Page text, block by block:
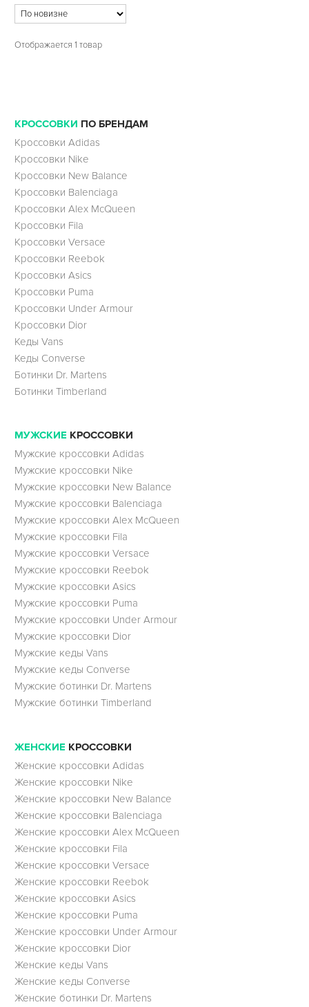
Отображается 1 товар
КРОССОВКИ ПО БРЕНДАМ
Кроссовки Adidas
Кроссовки Nike
Кроссовки New Balance
Кроссовки Balenciaga
Кроссовки Alex McQueen
Кроссовки Fila
Кроссовки Versace
Кроссовки Reebok
Кроссовки Asics
Кроссовки Puma
Кроссовки Under Armour
Кроссовки Dior
Кеды Vans
Кеды Converse
Ботинки Dr. Martens
Ботинки Timberland
МУЖСКИЕ КРОССОВКИ
Мужские кроссовки Adidas
Мужские кроссовки Nike
Мужские кроссовки New Balance
Мужские кроссовки Balenciaga
Мужские кроссовки Alex McQueen
Мужские кроссовки Fila
Мужские кроссовки Versace
Мужские кроссовки Reebok
Мужские кроссовки Asics
Мужские кроссовки Puma
Мужские кроссовки Under Armour
Мужские кроссовки Dior
Мужские кеды Vans
Мужские кеды Converse
Мужские ботинки Dr. Martens
Мужские ботинки Timberland
ЖЕНСКИЕ КРОССОВКИ
Женские кроссовки Adidas
Женские кроссовки Nike
Женские кроссовки New Balance
Женские кроссовки Balenciaga
Женские кроссовки Alex McQueen
Женские кроссовки Fila
Женские кроссовки Versace
Женские кроссовки Reebok
Женские кроссовки Asics
Женские кроссовки Puma
Женские кроссовки Under Armour
Женские кроссовки Dior
Женские кеды Vans
Женские кеды Converse
Женские ботинки Dr. Martens